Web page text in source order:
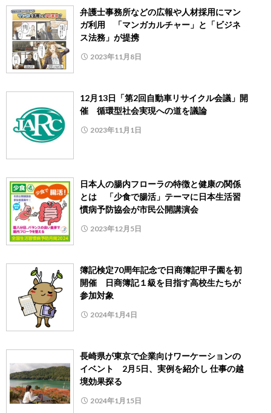
弁護士事務所などの広報や人材採用にマン
ガ利用 「マンガカルチャー」と「ビジネ
ス法務」が提携
2023年11月8日
12月13日「第2回自動車リサイクル会議」開
催 循環型社会実現への道を議論
2023年11月1日
日本人の腸内フローラの特徴と健康の関係
とは 「少食で腸活」テーマに日本生活習
慣病予防協会が市民公開講演会
2023年12月5日
簿記検定70周年記念で日商簿記甲子園を初
開催 日商簿記１級を目指す高校生たちが
参加対象
2024年1月4日
長崎県が東京で企業向けワーケーションの
イベント 2月5日、実例を紹介し 仕事の越
境効果探る
2024年1月15日